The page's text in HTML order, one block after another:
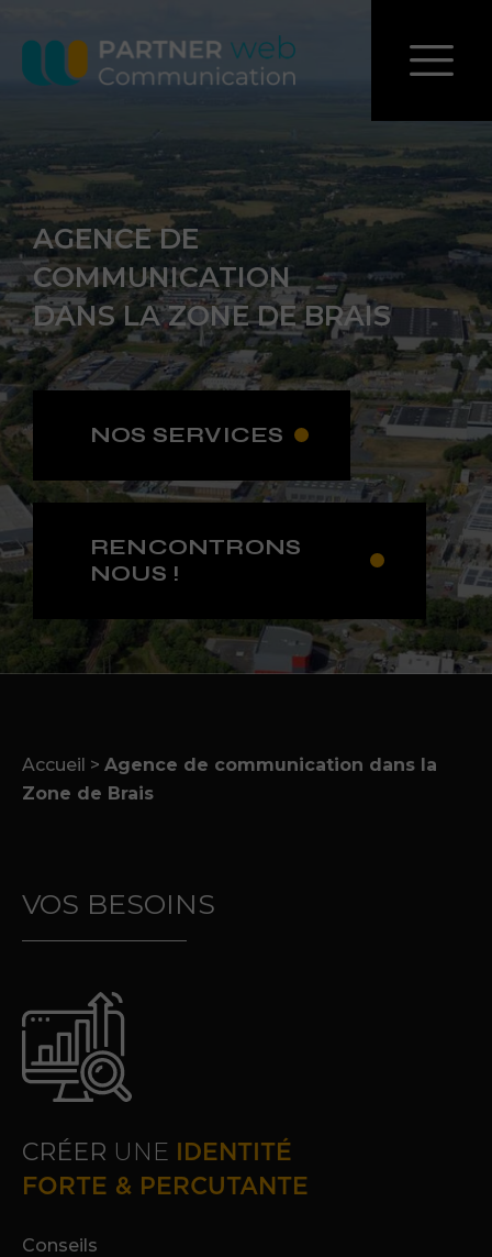
AGENCE DE
COMMUNICATION
DANS LA ZONE DE BRAIS
NOS SERVICES
RENCONTRONS
NOUS !
Accueil > Agence de communication dans la
Zone de Brais
VOS BESOINS
CRÉER UNE IDENTITÉ
FORTE & PERCUTANTE
Conseils